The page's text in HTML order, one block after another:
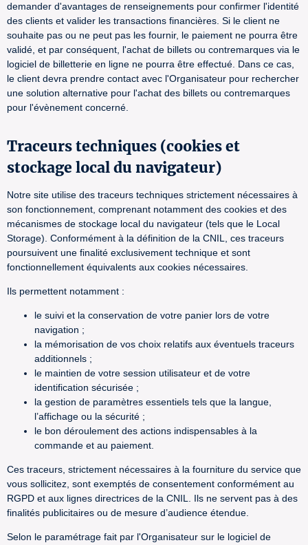
demander d'avantages de renseignements pour confirmer l'identité
des clients et valider les transactions financières. Si le client ne
souhaite pas ou ne peut pas les fournir, le paiement ne pourra être
validé, et par conséquent, l'achat de billets ou contremarques via le
logiciel de billetterie en ligne ne pourra être effectué. Dans ce cas,
le client devra prendre contact avec l'Organisateur pour rechercher
une solution alternative pour l'achat des billets ou contremarques
pour l'évènement concerné.
Traceurs techniques (cookies et
stockage local du navigateur)
Notre site utilise des traceurs techniques strictement nécessaires à
son fonctionnement, comprenant notamment des cookies et des
mécanismes de stockage local du navigateur (tels que le Local
Storage). Conformément à la définition de la CNIL, ces traceurs
poursuivent une finalité exclusivement technique et sont
fonctionnellement équivalents aux cookies nécessaires.
Ils permettent notamment :
le suivi et la conservation de votre panier lors de votre
navigation ;
la mémorisation de vos choix relatifs aux éventuels traceurs
additionnels ;
le maintien de votre session utilisateur et de votre
identification sécurisée ;
la gestion de paramètres essentiels tels que la langue,
l’affichage ou la sécurité ;
le bon déroulement des actions indispensables à la
commande et au paiement.
Ces traceurs, strictement nécessaires à la fourniture du service que
vous sollicitez, sont exemptés de consentement conformément au
RGPD et aux lignes directrices de la CNIL. Ils ne servent pas à des
finalités publicitaires ou de mesure d’audience étendue.
Selon le paramétrage fait par l'Organisateur sur le logiciel de